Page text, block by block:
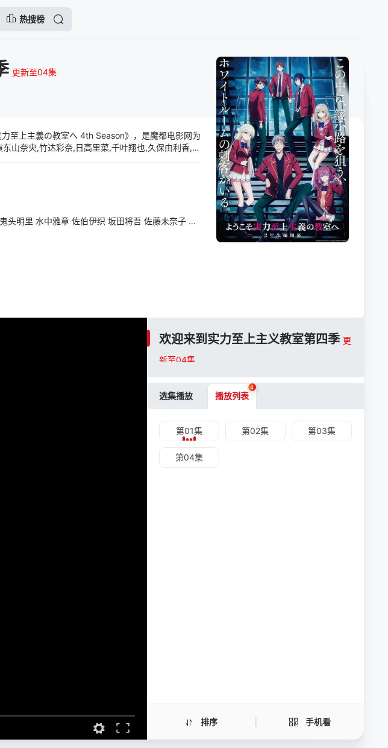
热搜榜
更新至04集
至上主義の教室へ 4th Season》，是魔都电影网为
山奈央,竹达彩奈,日高里菜,千叶翔也,久保由利香,德
鬼头明里 水中雅章 佐伯伊织 坂田将吾 佐藤未奈子 濑户桃子
欢迎来到实力至上主义教室第四季 更
新至04集
排序 手机看
选集播放 播放列表
4
第01集 第02集 第03集
第04集